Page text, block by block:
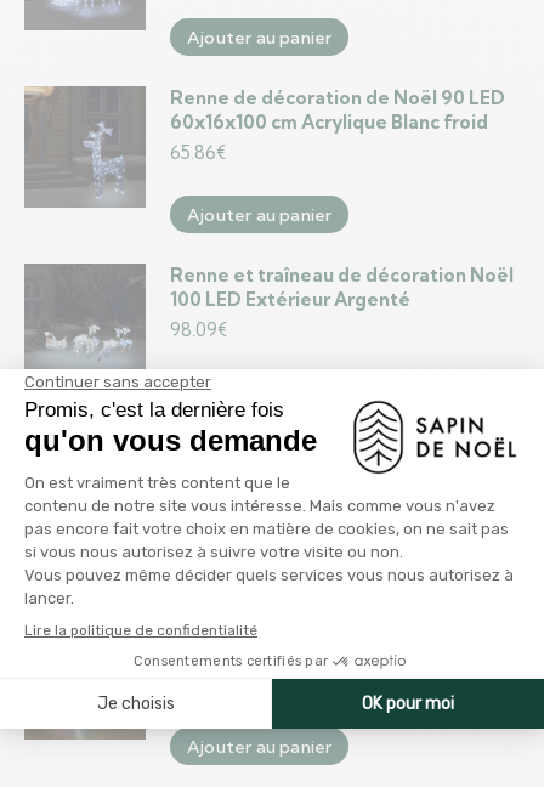
Ajouter au panier
Renne de décoration de Noël 90 LED
60x16x100 cm Acrylique Blanc froid
65.86€
Ajouter au panier
Renne et traîneau de décoration Noël
100 LED Extérieur Argenté
98.09€
Ajouter au panier
Décoration de Noël d'extérieur Renne
et traîneau 252 LED
48.95€
Ajouter au panier
Cône lumineux décoratif pyramide à
LED Acrylique Coloré 90 cm
Ajouter au panier